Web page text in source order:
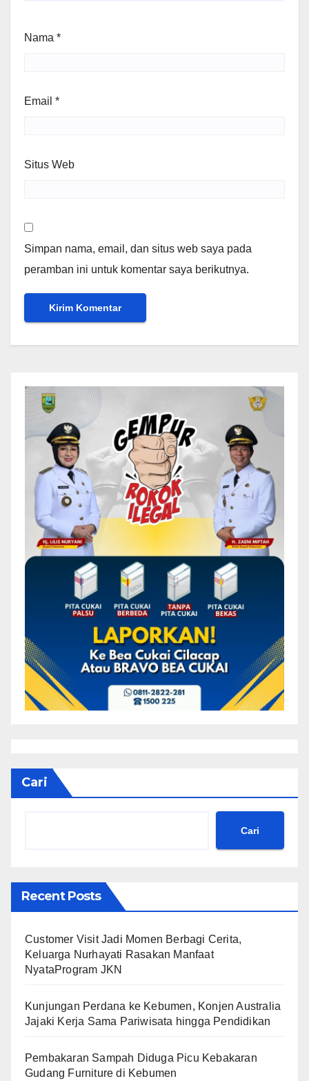
Nama *
Email *
Situs Web
Simpan nama, email, dan situs web saya pada
peramban ini untuk komentar saya berikutnya.
Cari
Cari
Recent Posts
Customer Visit Jadi Momen Berbagi Cerita,
Keluarga Nurhayati Rasakan Manfaat
NyataProgram JKN
Kunjungan Perdana ke Kebumen, Konjen Australia
Jajaki Kerja Sama Pariwisata hingga Pendidikan
Pembakaran Sampah Diduga Picu Kebakaran
Gudang Furniture di Kebumen